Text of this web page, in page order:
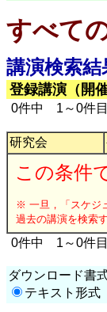
すべて
講演検索結
登録講演（開
0件中 1～0件目
研究会
この条件
※ 一旦，「スケジ
過去の講演を検索
0件中 1～0件目
ダウンロード書
テキスト形式